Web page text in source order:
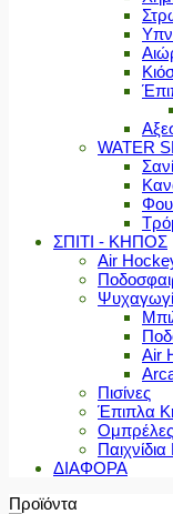
WATER
ΣΠΙΤΙ - ΚΗΠΟΣ
Air
Air
Πισίνες
Έπιπλα
ΔΙΑΦΟΡΑ
Προϊόντα